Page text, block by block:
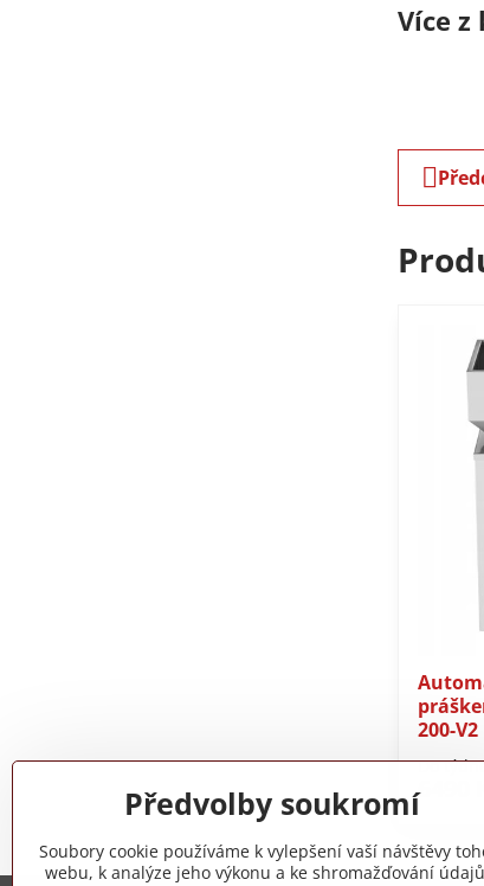
Více z
200-V2
Do
6490
Předvolby soukromí
Soubory cookie používáme k vylepšení vaší návštěvy
webu, k analýze jeho výkonu a ke shromažďování